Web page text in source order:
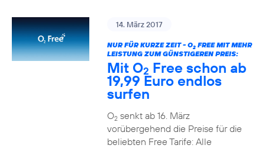
14. März 2017
NUR FÜR KURZE ZEIT - O2FREE MIT MEHR
LEISTUNG ZUM GÜNSTIGEREN PREIS:
Mit O2 Free schon ab
19,99 Euro endlos
surfen
O2senkt ab 16. März
vorübergehend die Preise für die
beliebten Free Tarife: Alle